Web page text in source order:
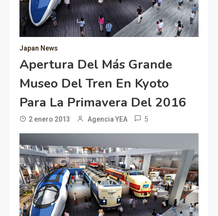
Japan News
Apertura Del Más Grande
Museo Del Tren En Kyoto
Para La Primavera Del 2016
2 enero 2013 Agencia YEA 5